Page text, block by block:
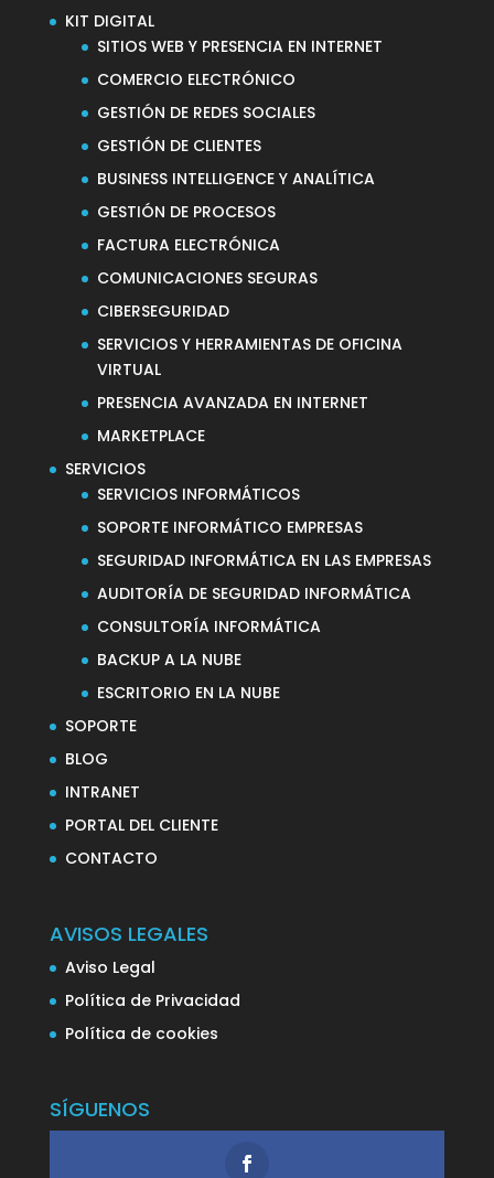
KIT DIGITAL
SITIOS WEB Y PRESENCIA EN INTERNET
COMERCIO ELECTRÓNICO
GESTIÓN DE REDES SOCIALES
GESTIÓN DE CLIENTES
BUSINESS INTELLIGENCE Y ANALÍTICA
GESTIÓN DE PROCESOS
FACTURA ELECTRÓNICA
COMUNICACIONES SEGURAS
CIBERSEGURIDAD
SERVICIOS Y HERRAMIENTAS DE OFICINA
VIRTUAL
PRESENCIA AVANZADA EN INTERNET
MARKETPLACE
SERVICIOS
SERVICIOS INFORMÁTICOS
SOPORTE INFORMÁTICO EMPRESAS
SEGURIDAD INFORMÁTICA EN LAS EMPRESAS
AUDITORÍA DE SEGURIDAD INFORMÁTICA
CONSULTORÍA INFORMÁTICA
BACKUP A LA NUBE
ESCRITORIO EN LA NUBE
SOPORTE
BLOG
INTRANET
PORTAL DEL CLIENTE
CONTACTO
AVISOS LEGALES
Aviso Legal
Política de Privacidad
Política de cookies
SÍGUENOS